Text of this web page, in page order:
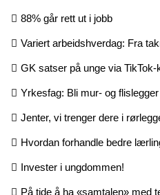
88% går rett ut i jobb
Variert arbeidshverdag: Fra
GK satser på unge via TikTok-
Yrkesfag: Bli mur- og flislegger
Jenter, vi trenger dere i
Hvordan forhandle bedre
Invester i ungdommen!
På tide å ha «samtalen» med